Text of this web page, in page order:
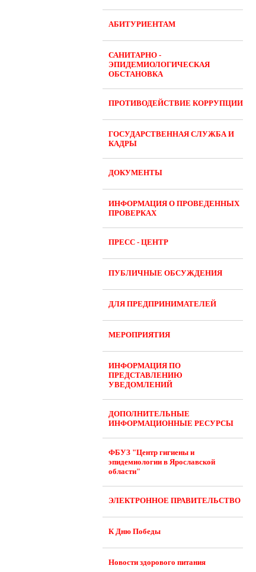
АБИТУРИЕНТАМ
САНИТАРНО -
ЭПИДЕМИОЛОГИЧЕСКАЯ
ОБСТАНОВКА
ПРОТИВОДЕЙСТВИЕ КОРРУПЦИИ
ГОСУДАРСТВЕННАЯ СЛУЖБА И
КАДРЫ
ДОКУМЕНТЫ
ИНФОРМАЦИЯ О ПРОВЕДЕННЫХ
ПРОВЕРКАХ
ПРЕСС - ЦЕНТР
ПУБЛИЧНЫЕ ОБСУЖДЕНИЯ
ДЛЯ ПРЕДПРИНИМАТЕЛЕЙ
МЕРОПРИЯТИЯ
ИНФОРМАЦИЯ ПО
ПРЕДСТАВЛЕНИЮ
УВЕДОМЛЕНИЙ
ДОПОЛНИТЕЛЬНЫЕ
ИНФОРМАЦИОННЫЕ РЕСУРСЫ
ФБУЗ "Центр гигиены и
эпидемиологии в Ярославской
области"
ЭЛЕКТРОННОЕ ПРАВИТЕЛЬСТВО
К Дню Победы
Новости здорового питания